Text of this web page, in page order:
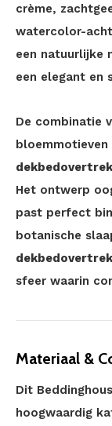
crème,
watercolor-
een natuurlijke
een elegant en
De combinatie
dekbedovertrek
Het ontwerp
past perfect
botanische
dekbedovertrek
sfeer waarin
Materiaal &
Dit
hoogwaardig